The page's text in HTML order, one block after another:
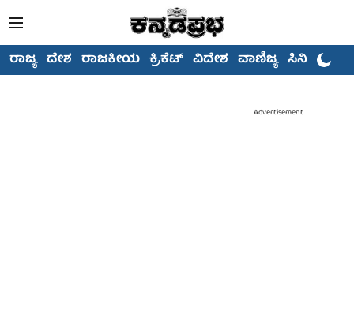
ರಾಜ್ಯ ದೇಶ ರಾಜಕೀಯ ಕ್ರಿಕೆಟ್ ವಿದೇಶ ವಾಣಿಜ್ಯ ಸಿನಿಮಾ
Advertisement